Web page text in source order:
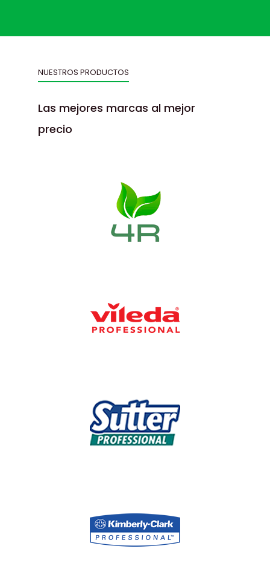
NUESTROS PRODUCTOS
Las mejores marcas al mejor
precio